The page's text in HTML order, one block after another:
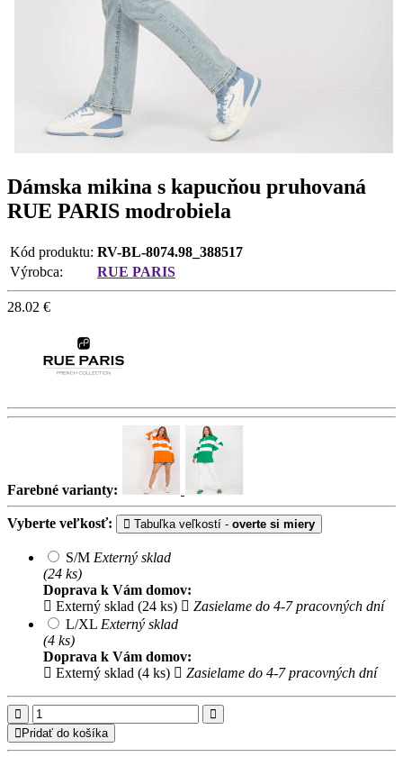
Dámska mikina s kapucňou pruhovaná
RUE PARIS modrobiela
Kód produktu: RV-BL-8074.98_388517
Výrobca:
RUE PARIS
28.02 €
Farebné varianty:
Vyberte veľkosť: Tabuľka veľkostí - overte si miery
S/M Externý sklad
(24 ks)
Doprava k Vám domov:
Externý sklad (24 ks)
Zasielame do 4-7 pracovných dní
L/XL Externý sklad
(4 ks)
Doprava k Vám domov:
Externý sklad (4 ks)
Zasielame do 4-7 pracovných dní
Pridať do košíka